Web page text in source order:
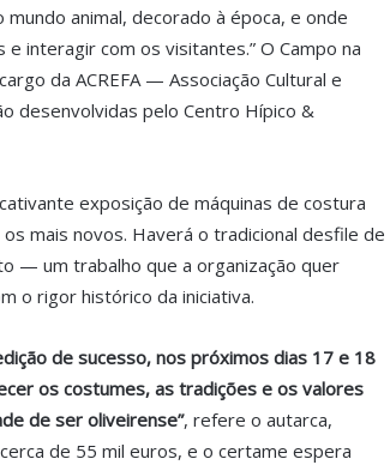
animal, decorado à época, e onde
interagir com os visitantes.” O Campo na
da ACREFA — Associação Cultural e
desenvolvidas pelo Centro Hípico &
exposição de máquinas de costura
mais novos. Haverá o tradicional desfile de
— um trabalho que a organização quer
o rigor histórico da iniciativa.
de sucesso, nos próximos dias 17 e 18
os costumes, as tradições e os valores
de ser oliveirense”, refere o autarca,
de 55 mil euros, e o certame espera